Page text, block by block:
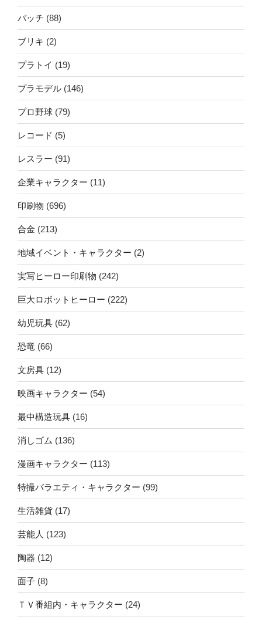
バッチ (88)
ブリキ (2)
プラトイ (19)
プラモデル (146)
プロ野球 (79)
レコード (5)
レスラー (91)
企業キャラクター (11)
印刷物 (696)
合金 (213)
地域イベント・キャラクター (2)
実写ヒーロー印刷物 (242)
巨大ロボットヒーロー (222)
幼児玩具 (62)
恐竜 (66)
文房具 (12)
映画キャラクター (54)
最中構造玩具 (16)
消しゴム (136)
漫画キャラクター (113)
特撮バラエティ・キャラクター (99)
生活雑貨 (17)
芸能人 (123)
陶器 (12)
面子 (8)
ＴＶ番組内・キャラクター (24)